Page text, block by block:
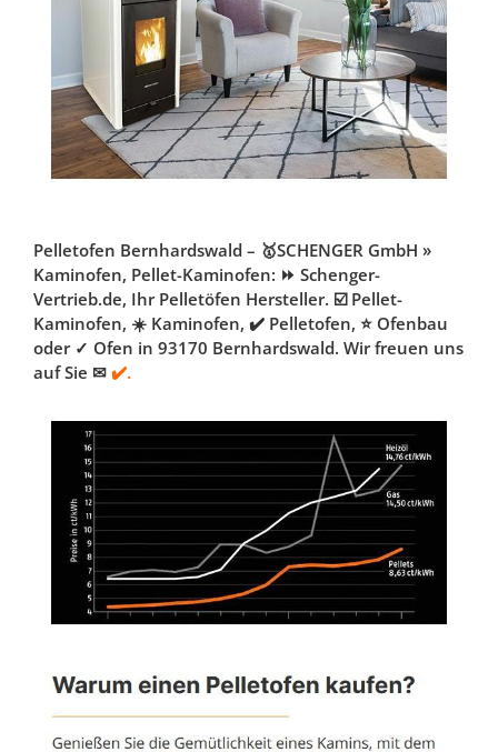
Pelletofen Bernhardswald – 🥇SCHENGER GmbH »
Kaminofen, Pellet-Kaminofen: ⏩ Schenger-
Vertrieb.de, Ihr Pelletöfen Hersteller. ☑️ Pellet-
Kaminofen, ☀️ Kaminofen, ✔️ Pelletofen, ⭐ Ofenbau
oder ✓ Ofen in 93170 Bernhardswald. Wir freuen uns
auf Sie ✉ ✔️.